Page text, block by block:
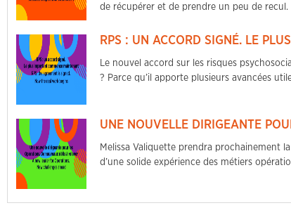
de récupérer et de prendre un peu de
RPS : UN ACCORD SIGNÉ. LE
Le nouvel accord sur les risques
? Parce qu’il apporte plusieurs avancées
UNE NOUVELLE DIRIGEANTE
Melissa Valiquette prendra prochainement
d’une solide expérience des métiers